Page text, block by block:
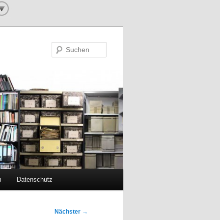
Datenschutz
Nächster →